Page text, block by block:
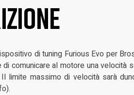
di tuning Furious Evo per
comunicare al motore una velocità
limite massimo di velocità sarà